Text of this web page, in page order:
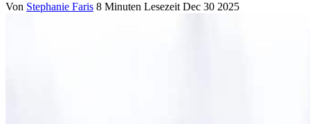
Von Stephanie Faris 8 Minuten Lesezeit Dec 30 2025